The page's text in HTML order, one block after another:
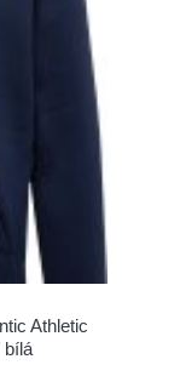
Athletic
bílá